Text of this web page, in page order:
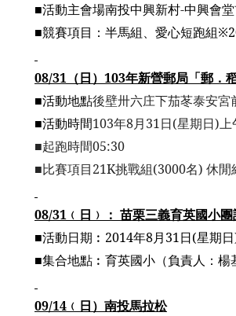
■活動主會場南投中興新村-中興會
■競賽項目： 半馬組、愛心短跑組※
08/31 （日） 103年新營郵局「郵．
■活動地點後壁卅六庄下茄苳泰安宮
■活動時間103年8月31日(星期日)上
■起跑時間05:30
■比賽項目21K挑戰組(3000名) 休閒
08/31 ﹙ 日 ﹚ ： 苗栗三義育英國小團
■活動日期 ︰ 2014年8月31日(星期日
■集合地點 ︰ 育英國小 （負責人：楊
09/14 ﹙ 日） 南投馬拉松